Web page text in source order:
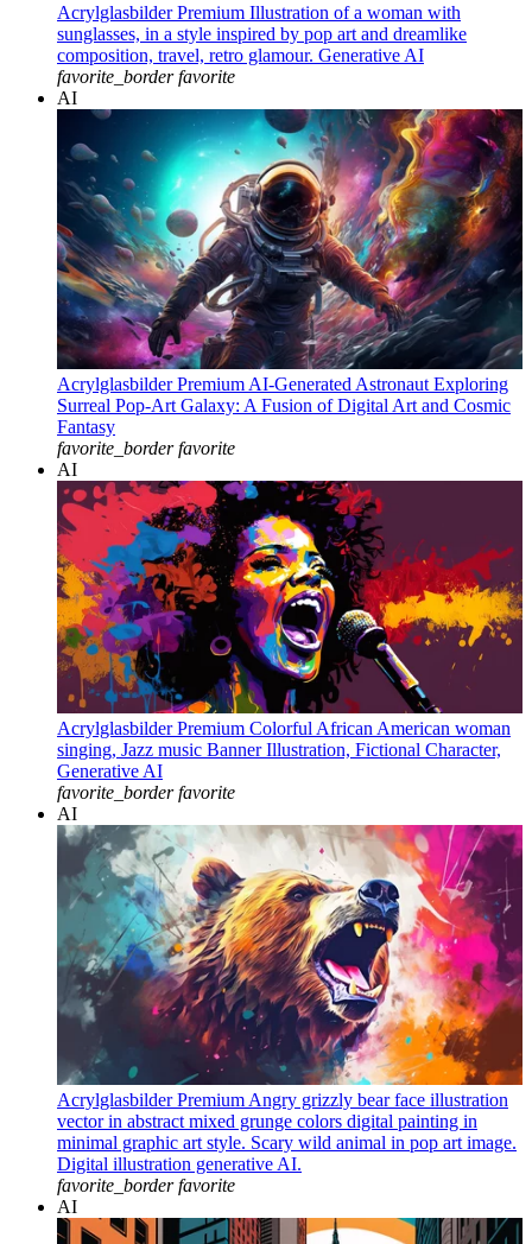
Acrylglasbilder Premium Illustration of a woman with
sunglasses, in a style inspired by pop art and dreamlike
composition, travel, retro glamour. Generative AI
favorite_border favorite
AI
Acrylglasbilder Premium AI-Generated Astronaut Exploring
Surreal Pop-Art Galaxy: A Fusion of Digital Art and Cosmic
Fantasy
favorite_border favorite
AI
Acrylglasbilder Premium Colorful African American woman
singing, Jazz music Banner Illustration, Fictional Character,
Generative AI
favorite_border favorite
AI
Acrylglasbilder Premium Angry grizzly bear face illustration
vector in abstract mixed grunge colors digital painting in
minimal graphic art style. Scary wild animal in pop art image.
Digital illustration generative AI.
favorite_border favorite
AI